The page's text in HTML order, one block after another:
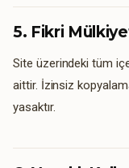
5. Fikri
Site üzerindeki tüm
aittir. İzinsiz
yasaktır.